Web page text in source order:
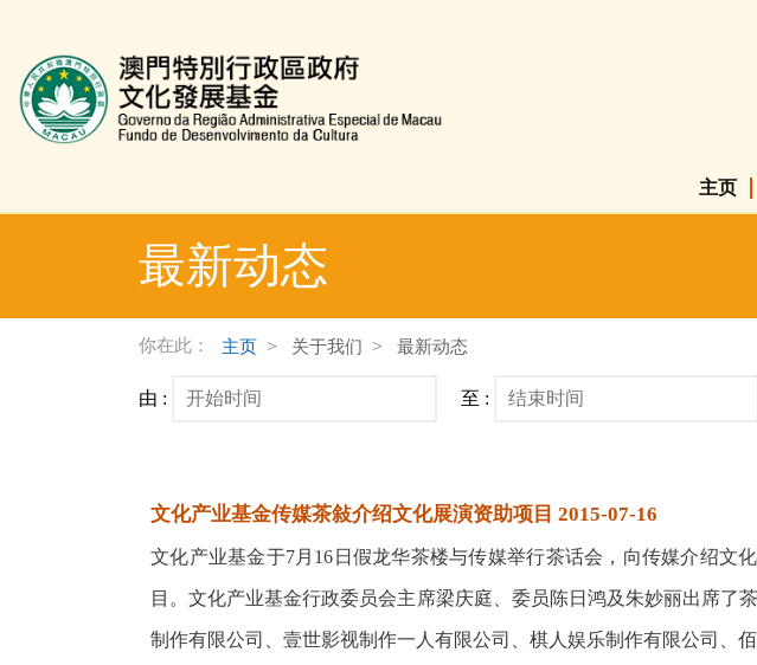
文化发展基金网页
主页
最新动态
你在此： 主页 关于我们 最新动态
由 : 至 :
文化产业基金传媒茶敍介绍文化展演资助项目 2015-07-16
文化产业基金于7月16日假龙华茶楼与传媒举行茶话会，向传媒介绍文
目。文化产业基金行政委员会主席梁庆庭、委员陈日鸿及朱妙丽出席了
制作有限公司、壹世影视制作一人有限公司、棋人娱乐制作有限公司、